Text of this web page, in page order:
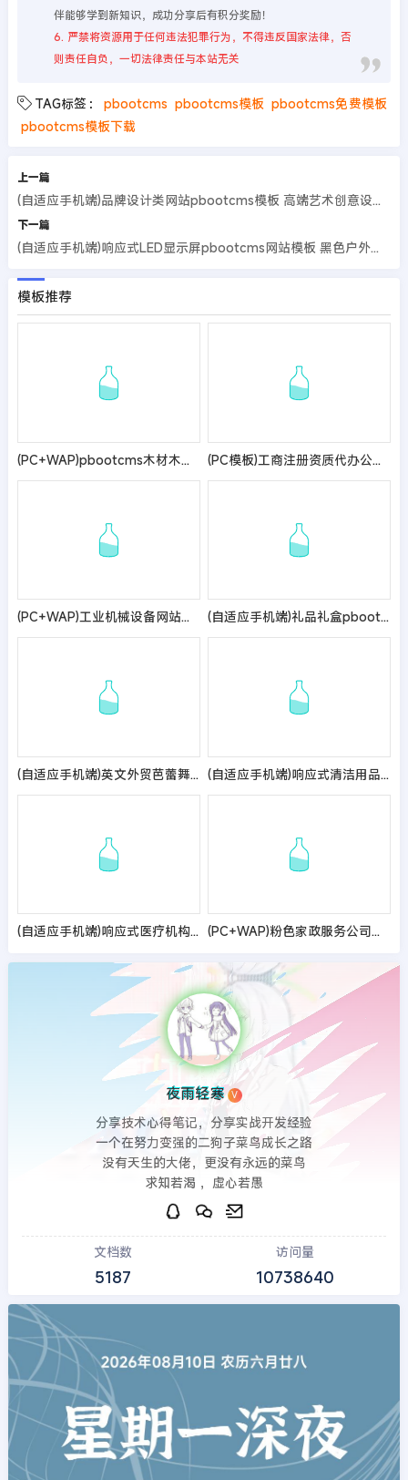
伴能够学到新知识，成功分享后有积分奖励！
6. 严禁将资源用于任何违法犯罪行为，不得违反国家法律，否
则责任自负，一切法律责任与本站无关
TAG标签： pbootcms pbootcms模板 pbootcms免费模板
pbootcms模板下载
上一篇
(自适应手机端)品牌设计类网站pbootcms模板 高端艺术创意设计公司网站源码
下一篇
(自适应手机端)响应式LED显示屏pbootcms网站模板 黑色户外广告屏网站源码
模板推荐
(PC+WAP)pbootcms木材木业网站模板 绿色木材加工企业网站源码 (PC模板)工商注册资质代办公司注册类网站pbootcms模板 会计财务网站源码
(PC+WAP)工业机械设备网站模板 - 带筛选和视频功能 (自适应手机端)礼品礼盒pbootcms网站模板 包装盒网站源码
(自适应手机端)英文外贸芭蕾舞鞋网站pbootcms模板 拉丁舞鞋鞋类网站源码 (自适应手机端)响应式清洁用品网站pbootcms模板 清洁设备贸易代理网站源码
(自适应手机端)响应式医疗机构类网站pbootcms模板 HTML5医疗诊所网站源码 (PC+WAP)粉色家政服务公司网站模板 月嫂保姆网站源码
夜雨轻寒 V
分享技术心得笔记，分享实战开发经验
一个在努力变强的二狗子菜鸟成长之路
没有天生的大佬，更没有永远的菜鸟
求知若渴 ，虚心若愚
文档数
5187
访问量
10738640